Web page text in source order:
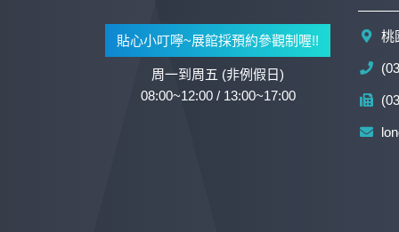
貼心小叮嚀~展館採預約參觀制喔!!
周一到周五 (非例假日)
08:00~12:00 / 13:00~17:00
桃